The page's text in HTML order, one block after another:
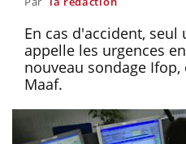
En cas d'accident, seul
appelle les urgences
nouveau sondage
Maaf.